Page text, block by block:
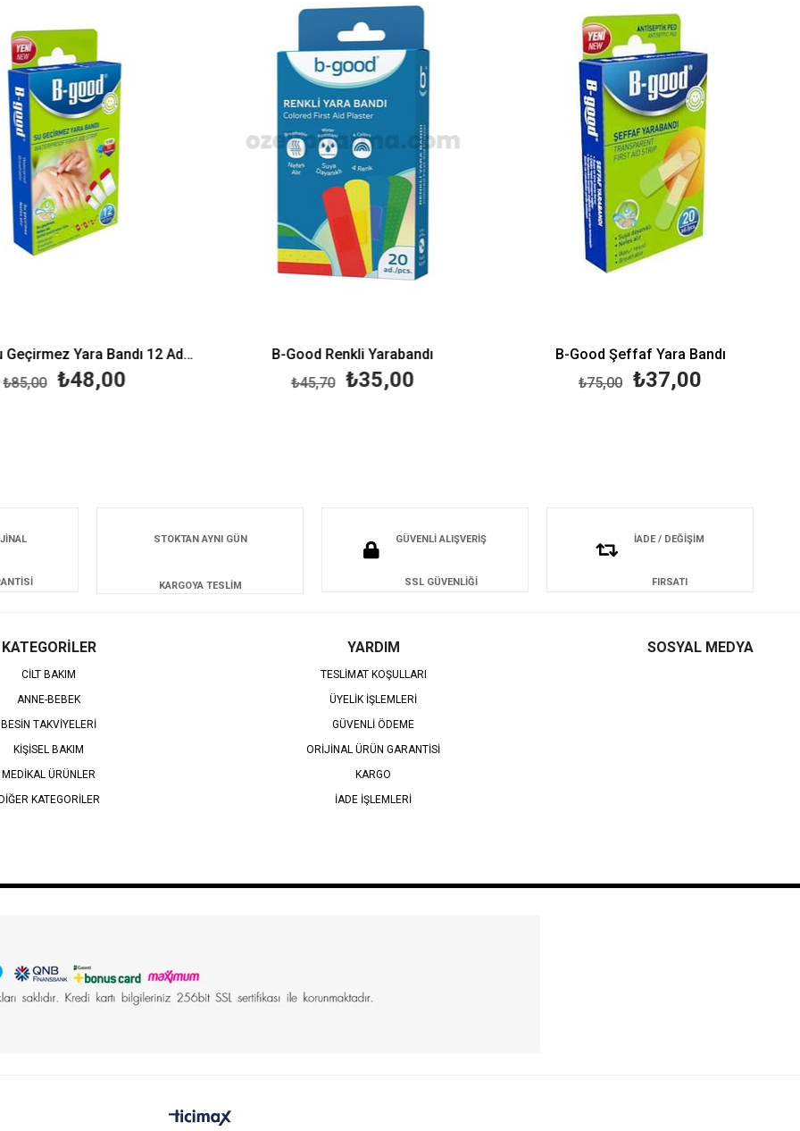
B Good Su Geçirmez Yara Bandı 12 Adet
₺48,00
₺85,00
B-Good Renkli Yarabandı
₺35,00
₺45,70
B-Good Şeffaf Yara Bandı
₺37,00
₺75,00
STOKTAN AYNI GÜN
KARGOYA TESLİM
GÜVENLİ ALIŞVERİŞ
SSL GÜVENLİĞİ
İADE / DEĞİŞİM
FIRSATI
KATEGORİLER
CİLT BAKIM
ANNE-BEBEK
BESİN TAKVİYELERİ
KİŞİSEL BAKIM
MEDİKAL ÜRÜNLER
DİĞER KATEGORİLER
YARDIM
TESLİMAT KOŞULLARI
ÜYELİK İŞLEMLERİ
GÜVENLİ ÖDEME
ORİJİNAL ÜRÜN GARANTİSİ
KARGO
İADE İŞLEMLERİ
SOSYAL MEDYA